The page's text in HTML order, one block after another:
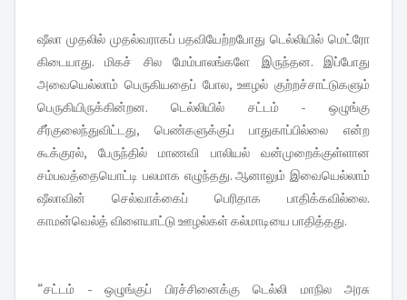
ஷீலா முதலில் முதல்வராகப் பதவியேற்றபோது டெல்லியில் மெட்ரோ
கிடையாது. மிகச் சில மேம்பாலங்களே இருந்தன. இப்போது
அவையெல்லாம் பெருகியதைப் போல, ஊழல் குற்றச்சாட்டுகளும்
பெருகியிருக்கின்றன. டெல்லியில் சட்டம் - ஒழுங்கு
சீர்குலைந்துவிட்டது, பெண்களுக்குப் பாதுகாப்பில்லை என்ற
கூக்குரல், பேருந்தில் மாணவி பாலியல் வன்முறைக்குள்ளான
சம்பவத்தையொட்டி பலமாக எழுந்தது. ஆனாலும் இவையெல்லாம்
ஷீலாவின் செல்வாக்கைப் பெரிதாக பாதிக்கவில்லை.
காமன்வெல்த் விளையாட்டு ஊழல்கள் கல்மாடியை பாதித்தது.
“சட்டம் - ஒழுங்குப் பிரச்சினைக்கு டெல்லி மாநில அரசு